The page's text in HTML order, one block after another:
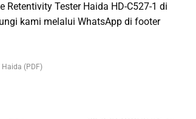
Tester Haida HD-C527-1 di
kami melalui WhatsApp di footer
(PDF)